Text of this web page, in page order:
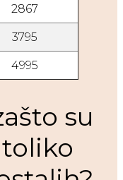
2867
3795
4995
su